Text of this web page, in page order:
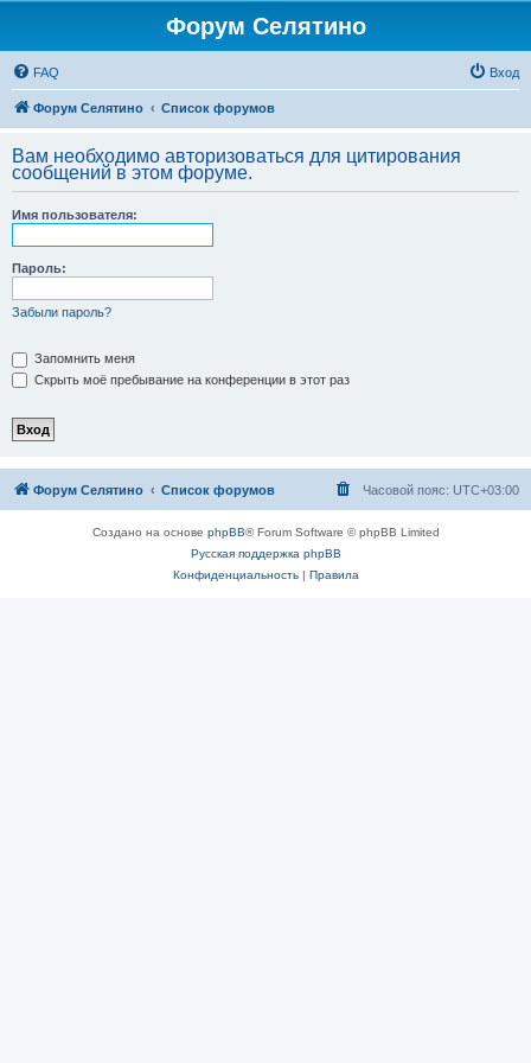
Форум Селятино
FAQ Вход
Форум Селятино Список форумов
Вам необходимо авторизоваться для цитирования
сообщений в этом форуме.
Имя пользователя:
Пароль:
Забыли пароль?
Запомнить меня
Скрыть моё пребывание на конференции в этот раз
Форум Селятино Список форумов Часовой пояс: UTC+03:00
Создано на основе phpBB® Forum Software © phpBB Limited
Русская поддержка phpBB
Конфиденциальность| Правила